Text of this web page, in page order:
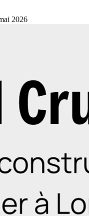
2026